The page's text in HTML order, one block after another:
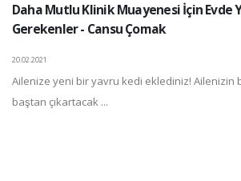
Daha Mutlu Klinik Muayenesi İçin Evde
Gerekenler - Cansu Çomak
20.02.2021
Ailenize yeni bir yavru kedi eklediniz! Ailenizin
baştan çıkartacak ...